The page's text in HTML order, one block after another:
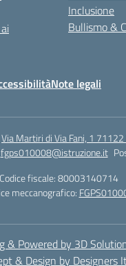
Inclusione
Bullismo &
Note legali
Via Martiri di Via Fani, 1 71122
fgps010008@istruzione.it
Codice fiscale: 80003140714
meccanografico:
& Powered by 3D
& Design by Designers